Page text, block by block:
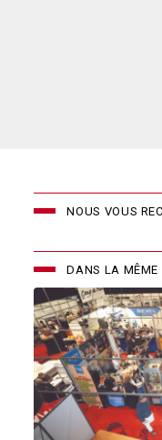
NOUS VOUS
DANS LA MÊME